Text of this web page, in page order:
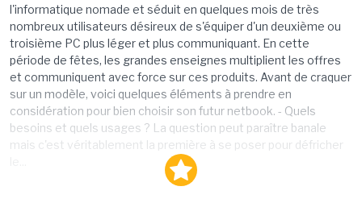
l'informatique nomade et séduit en quelques mois de très
nombreux utilisateurs désireux de s'équiper d'un deuxième ou
troisième PC plus léger et plus communiquant. En cette
période de fêtes, les grandes enseignes multiplient les offres
et communiquent avec force sur ces produits. Avant de craquer
sur un modèle, voici quelques éléments à prendre en
considération pour bien choisir son futur netbook. - Quels
besoins et quels usages ? La question peut paraître banale
mais c'est véritablement la première à se poser pour défricher